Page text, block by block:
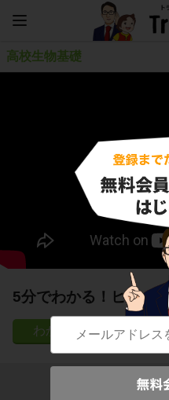
高校生物基礎
5分でわかる！ヒトの
58
子どもの勉強か